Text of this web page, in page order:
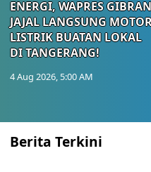
ENERGI, WAPRES GIBRAN
JAJAL LANGSUNG
LISTRIK BUATAN LOKAL
DI TANGERANG!
4 Aug 2026, 5:00 AM
Berita Terkini